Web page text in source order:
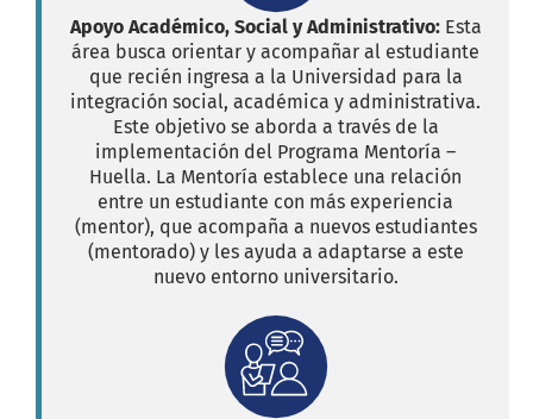
Apoyo Académico, Social y Administrativo:Esta
área busca orientar y acompañar al estudiante
que recién ingresa a la Universidad para la
integración social, académica y administrativa.
Este objetivo se aborda a través de la
implementación del Programa Mentoría –
Huella. La Mentoría establece una relación
entre un estudiante con más experiencia
(mentor), que acompaña a nuevos estudiantes
(mentorado) y les ayuda a adaptarse a este
nuevo entorno universitario.